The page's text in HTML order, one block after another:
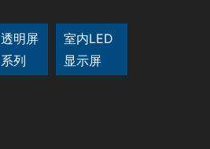
透明屏
系列
室内LED
显示屏